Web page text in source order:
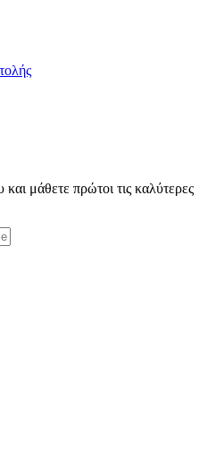
μάθετε πρώτοι τις καλύτερες